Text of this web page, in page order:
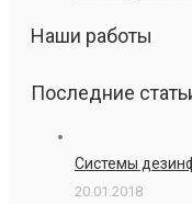
Наши работы
Последние
Системы
20.01.2018